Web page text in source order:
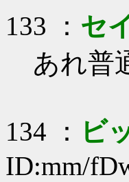
133 ： セ
あれ普
134 ： ビ
ID:mm/